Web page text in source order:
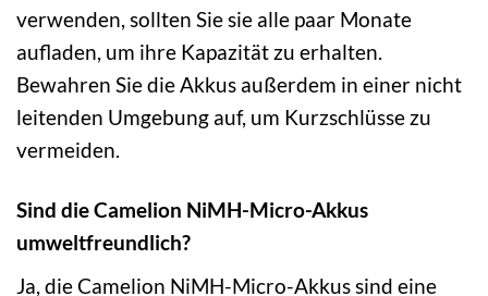
verwenden, sollten Sie sie alle paar Monate
aufladen, um ihre Kapazität zu erhalten.
Bewahren Sie die Akkus außerdem in einer nicht
leitenden Umgebung auf, um Kurzschlüsse zu
vermeiden.
Sind die Camelion NiMH-Micro-Akkus
umweltfreundlich?
Ja, die Camelion NiMH-Micro-Akkus sind eine